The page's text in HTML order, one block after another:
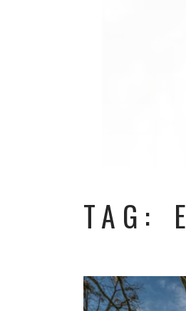
TAG: